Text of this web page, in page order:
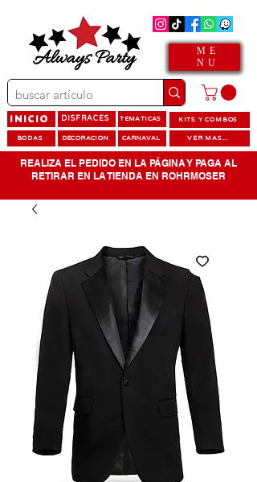
ME
NU
INICIO DISFRACES TEMATICAS KITS Y COMBOS
BODAS DECORACION CARNAVAL VER MAS...
REALIZA EL PEDIDO EN LA PÁGINA Y PAGA AL
RETIRAR EN LA TIENDA EN ROHRMOSER